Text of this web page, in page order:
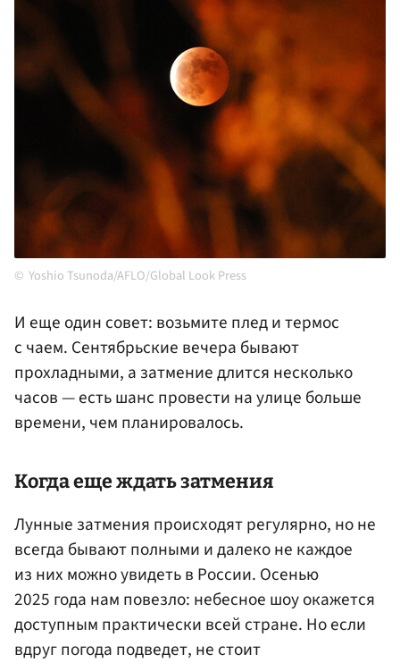
Yoshio Tsunoda/AFLO/Global Look Press
И еще один совет: возьмите плед и термос
с чаем. Сентябрьские вечера бывают
прохладными, а затмение длится несколько
часов — есть шанс провести на улице больше
времени, чем планировалось.
Когда еще ждать затмения
Лунные затмения происходят регулярно, но не
всегда бывают полными и далеко не каждое
из них можно увидеть в России. Осенью
2025 года нам повезло: небесное шоу окажется
доступным практически всей стране. Но если
вдруг погода подведет, не стоит